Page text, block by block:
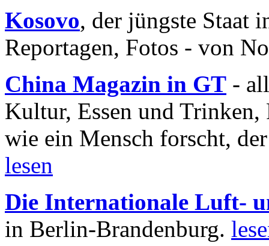
Kosovo, der jüngste Staat
Reportagen, Fotos - von
China Magazin in GT -
Kultur, Essen und
wie ein Mensch forscht,
lesen
Die Internationale Luft-
in Berlin-Brandenburg.